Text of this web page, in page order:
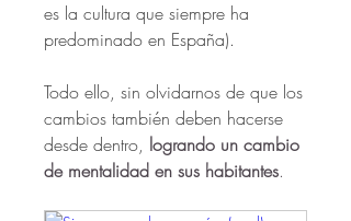
es la cultura que siempre ha
predominado en España).
Todo ello, sin olvidarnos de que los
cambios también deben hacerse
desde dentro, logrando un cambio
de mentalidad en sus habitantes.